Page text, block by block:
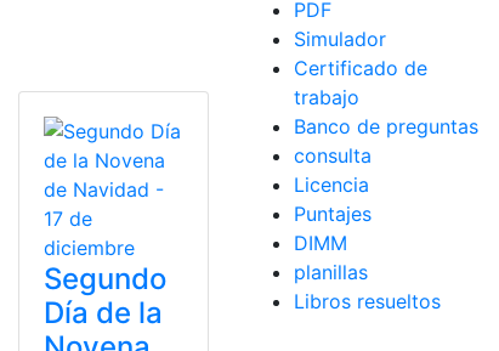
Segundo
Día de la
PDF
Simulador
Certificado de
trabajo
Banco de preguntas
consulta
Licencia
Puntajes
DIMM
planillas
Libros resueltos